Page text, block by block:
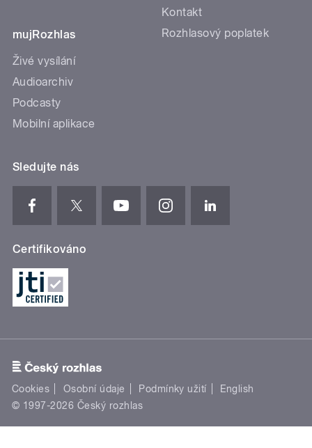
mujRozhlas
Živé vysílání
Audioarchiv
Podcasty
Mobilní aplikace
Kontakt
Rozhlasový poplatek
Sledujte nás
Certifikováno
Cookies Osobní údaje Podmínky užití
English
© 1997-2026 Český rozhlas